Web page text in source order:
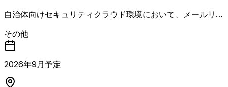
自治体向けセキュリティクラウド環境において、メールリレ
イン単位のメールルーティング設定や、メールシステム切り
替え後の試験対応が主な業務となります。 メールサーバに
関する実務経験が必須であり、尚可要件としてメールサーバ
全般の知識およびDNSに関する知識が求められます。 3名
募集のうち1名はリーダー以上のポジションとして、主体的
その他
2026年9 月予定